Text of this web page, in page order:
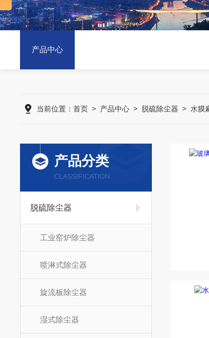
产品中心
当前位置： 首页> 产品中心> 脱硫除尘器 > 水膜
产品分类
CLASSIFICATION
脱硫除尘器
工业窑炉除尘器
喷淋式除尘器
旋流板除尘器
湿式除尘器